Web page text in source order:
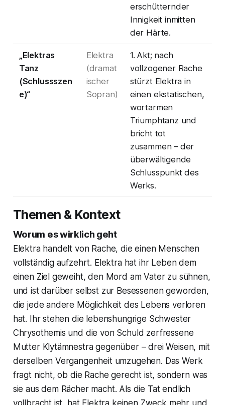
erschütternder
Innigkeit inmitten
der Härte.
„Elektras
Tanz
(Schlussszen
e)“
Elektra
(dramat
ischer
Sopran)
1. Akt; nach
vollzogener Rache
stürzt Elektra in
einen ekstatischen,
wortarmen
Triumphtanz und
bricht tot
zusammen – der
überwältigende
Schlusspunkt des
Werks.
Themen & Kontext
Worum es wirklich geht
Elektra handelt von Rache, die einen Menschen
vollständig aufzehrt. Elektra hat ihr Leben dem
einen Ziel geweiht, den Mord am Vater zu sühnen,
und ist darüber selbst zur Besessenen geworden,
die jede andere Möglichkeit des Lebens verloren
hat. Ihr stehen die lebenshungrige Schwester
Chrysothemis und die von Schuld zerfressene
Mutter Klytämnestra gegenüber – drei Weisen, mit
derselben Vergangenheit umzugehen. Das Werk
fragt nicht, ob die Rache gerecht ist, sondern was
sie aus dem Rächer macht. Als die Tat endlich
vollbracht ist, hat Elektra keinen Zweck mehr und